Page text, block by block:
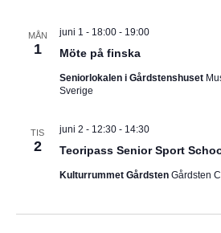
MÅN
1 Möte på finska
juni 1 - 18:00- 19:00
Seniorlokalen i Gårdstenshuset
Sverige
TIS
2 Teoripass Senior Sport
juni 2 - 12:30- 14:30
Kulturrummet Gårdsten Gårdsten